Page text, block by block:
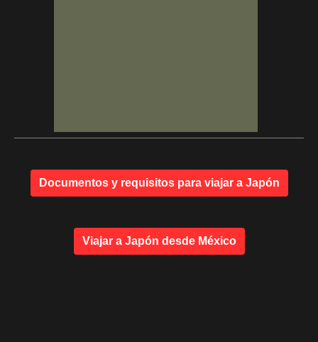
Documentos y requisitos para viajar a Japón
Viajar a Japón desde México